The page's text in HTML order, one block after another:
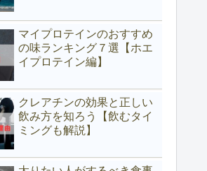
マイプロテインのおすすめ
の味ランキング７選【ホエ
イプロテイン編】
クレアチンの効果と正しい
飲み方を知ろう【飲むタイ
ミングも解説】